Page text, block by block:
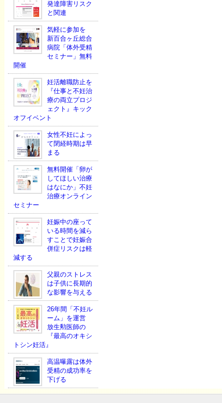
発達障害リスク
と関連
気軽に参加を
新百合ヶ丘総合
病院「体外受精
セミナー」無料
開催
妊活離職防止を
『仕事と不妊治
療の両立プロジ
ェクト』キック
オフイベント
女性不妊によっ
て閉経時期は早
まる
無料開催「卵が
してほしい治療
はなにか」不妊
治療オンライン
セミナー
妊娠中の座って
いる時間を減ら
すことで妊娠合
併症リスクは軽
減する
父親のストレス
は子供に長期的
な影響を与える
26年間「不妊ル
ーム」を運営
放生勲医師の
『最高のオキシ
トシン妊活』
高温曝露は体外
受精の成功率を
下げる